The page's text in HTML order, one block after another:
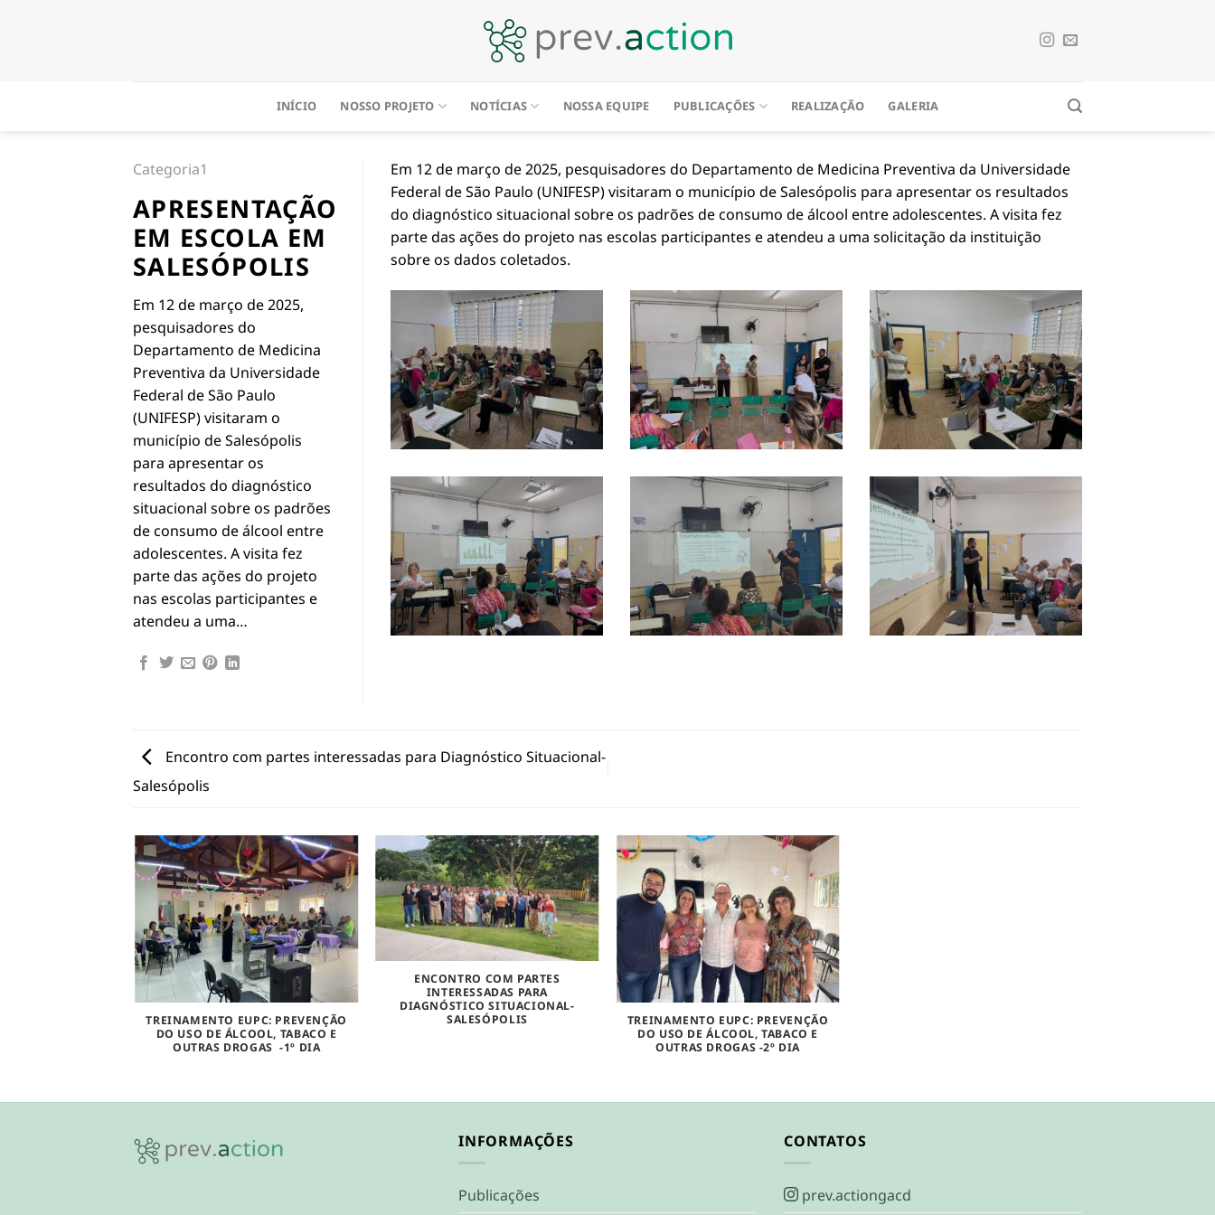
INÍCIO NOSSO PROJETO NOTÍCIAS NOSSA EQUIPE PUBLICAÇÕES REALIZAÇÃO GALERIA
Categoria1
APRESENTAÇÃO
EM ESCOLA EM
SALESÓPOLIS
Em 12 de março de 2025,
pesquisadores do
Departamento de Medicina
Preventiva da Universidade
Federal de São Paulo
(UNIFESP) visitaram o
município de Salesópolis
para apresentar os
resultados do diagnóstico
situacional sobre os padrões
de consumo de álcool entre
adolescentes. A visita fez
parte das ações do projeto
nas escolas participantes e
atendeu a uma…
Em 12 de março de 2025, pesquisadores do Departamento de Medicina Preventiva da Universidade
Federal de São Paulo (UNIFESP) visitaram o município de Salesópolis para apresentar os resultados
do diagnóstico situacional sobre os padrões de consumo de álcool entre adolescentes. A visita fez
parte das ações do projeto nas escolas participantes e atendeu a uma solicitação da instituição
sobre os dados coletados.
Encontro com partes interessadas para Diagnóstico Situacional-
Salesópolis
TREINAMENTO EUPC: PREVENÇÃO
DO USO DE ÁLCOOL, TABACO E
OUTRAS DROGAS -1º DIA
ENCONTRO COM PARTES
INTERESSADAS PARA
DIAGNÓSTICO SITUACIONAL-
SALESÓPOLIS
TREINAMENTO EUPC: PREVENÇÃO
DO USO DE ÁLCOOL, TABACO E
OUTRAS DROGAS -2º DIA
INFORMAÇÕES
Publicações
CONTATOS
prev.actiongacd